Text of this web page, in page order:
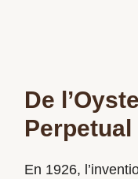
De
Perpetual
En 1926,